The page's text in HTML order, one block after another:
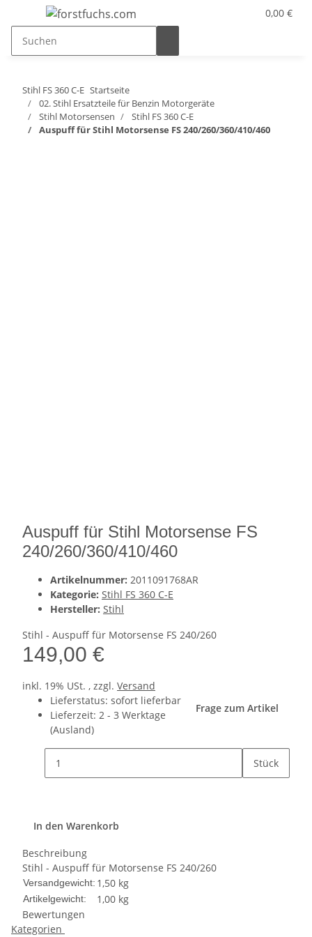
0,00 €
Stihl FS 360 C-E Startseite
02. Stihl Ersatzteile für Benzin Motorgeräte
Stihl Motorsensen
Stihl FS 360 C-E
Auspuff für Stihl Motorsense FS 240/260/360/410/460
Auspuff für Stihl Motorsense FS
240/260/360/410/460
Artikelnummer: 2011091768AR
Kategorie: Stihl FS 360 C-E
Hersteller: Stihl
Stihl - Auspuff für Motorsense FS 240/260
149,00 €
inkl. 19% USt. , zzgl. Versand
Lieferstatus: sofort lieferbar
Lieferzeit: 2 - 3 Werktage
(Ausland)
Frage zum Artikel
Stück
In den Warenkorb
Beschreibung
Stihl - Auspuff für Motorsense FS 240/260
Versandgewicht: 1,50 kg
Artikelgewicht: 1,00 kg
Bewertungen
Kategorien